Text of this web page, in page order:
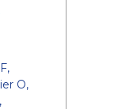
O,